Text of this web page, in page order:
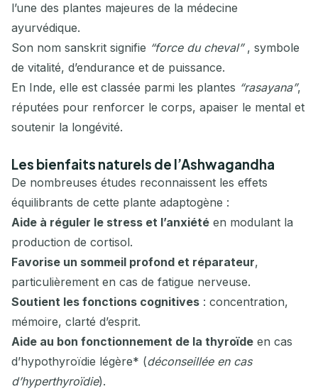
l’une des plantes majeures de la médecine
ayurvédique.
Son nom sanskrit signifie “force du cheval”, symbole
de vitalité, d’endurance et de puissance.
En Inde, elle est classée parmi les plantes “rasayana”,
réputées pour renforcer le corps, apaiser le mental et
soutenir la longévité.
Les bienfaits naturels de l’Ashwagandha
De nombreuses études reconnaissent les effets
équilibrants de cette plante adaptogène :
Aide à réguler le stress et l’anxiété en modulant la
production de cortisol.
Favorise un sommeil profond et réparateur,
particulièrement en cas de fatigue nerveuse.
Soutient les fonctions cognitives : concentration,
mémoire, clarté d’esprit.
Aide au bon fonctionnement de la thyroïde en cas
d’hypothyroïdie légère* (déconseillée en cas
d’hyperthyroïdie).